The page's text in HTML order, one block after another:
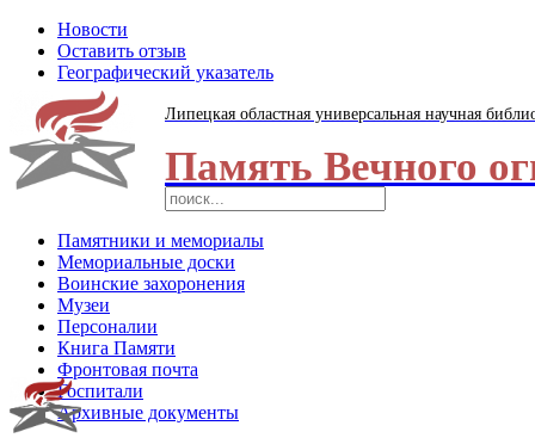
Новости
Оставить отзыв
Географический указатель
Липецкая областная универсальная научная
Память Вечного
Памятники и мемориалы
Мемориальные доски
Воинские захоронения
Музеи
Персоналии
Книга Памяти
Фронтовая почта
Госпитали
Архивные документы